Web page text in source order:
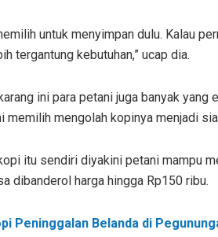
untuk menyimpan dulu. Kalau
tergantung kebutuhan,” ucap dia.
ini para petani juga banyak yang
memilih mengolah kopinya menjadi
itu sendiri diyakini petani mampu
dibanderol harga hingga Rp150 ribu.
Peninggalan Belanda di